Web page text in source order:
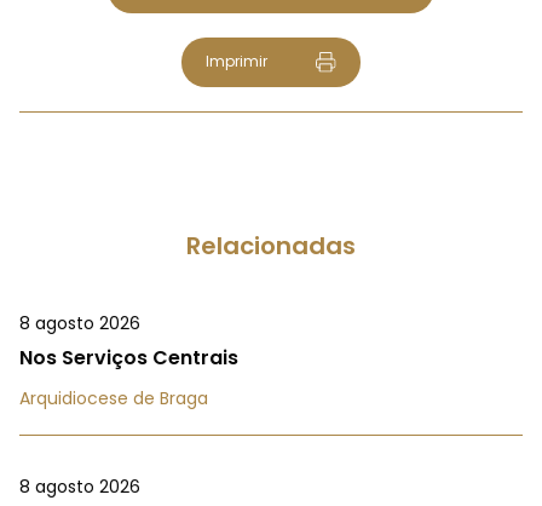
Imprimir
Relacionadas
8 agosto 2026
Nos Serviços Centrais
Arquidiocese de Braga
8 agosto 2026